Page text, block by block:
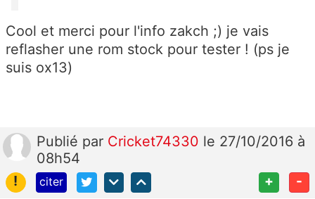
Cool et merci pour l'info zakch ;) je vais
reflasher une rom stock pour tester ! (ps je
suis ox13)
Publié par Cricket74330 le 27/10/2016 à
08h54
!
citer + -